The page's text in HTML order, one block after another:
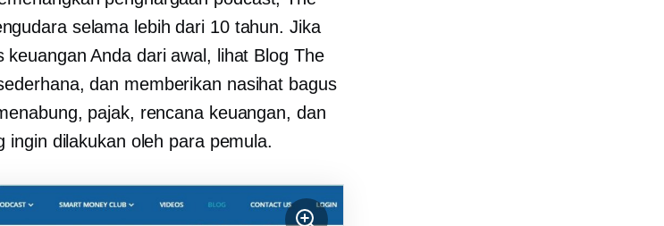
selama lebih dari 10 tahun. Jika
Anda dari awal, lihat Blog The
dan memberikan nasihat bagus
pajak, rencana keuangan, dan
dilakukan oleh para pemula.